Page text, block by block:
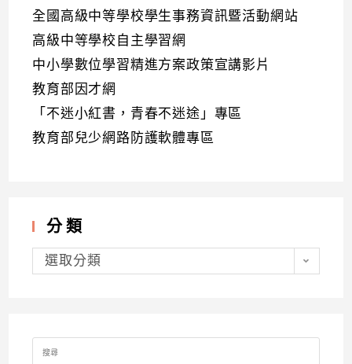
全國高級中等學校學生事務資訊暨活動網站
高級中等學校自主學習網
中小學數位學習精進方案政策宣講影片
教育部因才網
「不迷小紅書，青春不迷途」專區
教育部兒少網路防護軟體專區
分類
分
類選取分類
Search
for: